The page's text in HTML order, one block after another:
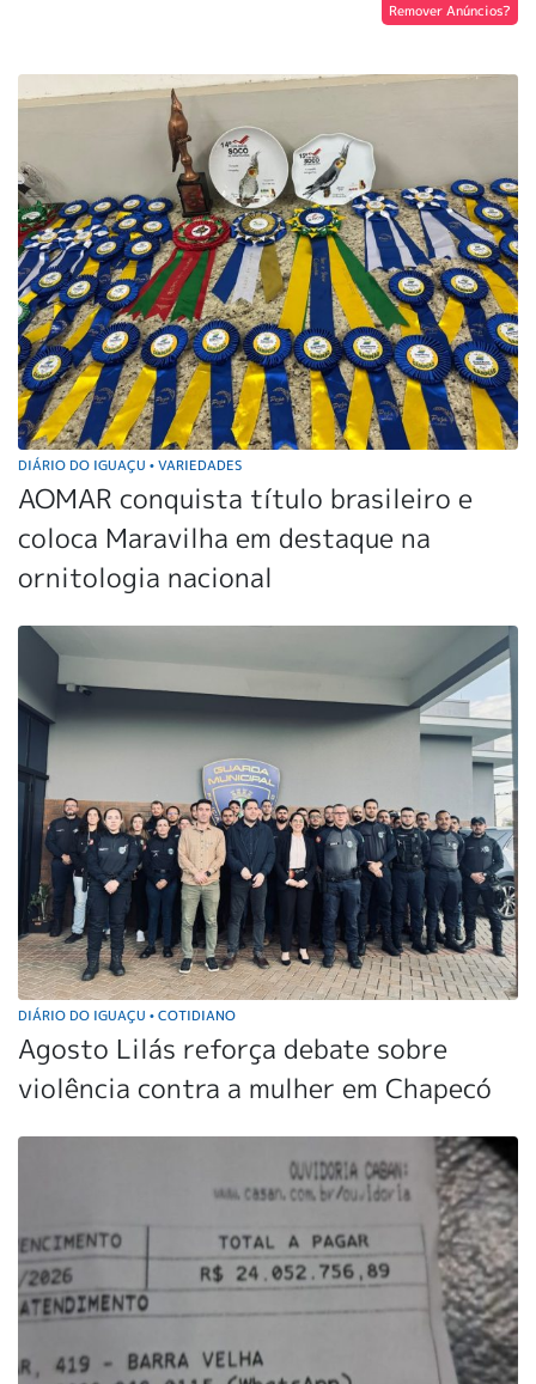
Remover Anúncios?
DIÁRIO DO IGUAÇU • VARIEDADES
AOMAR conquista título brasileiro e
coloca Maravilha em destaque na
ornitologia nacional
DIÁRIO DO IGUAÇU • COTIDIANO
Agosto Lilás reforça debate sobre
violência contra a mulher em Chapecó